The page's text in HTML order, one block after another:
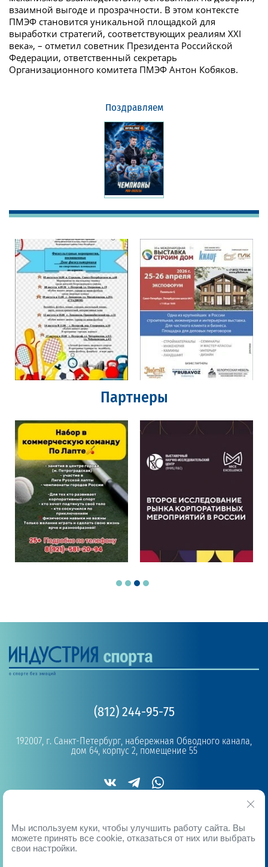
взаимной выгоде и прозрачности. В этом контексте
ПМЭФ становится уникальной площадкой для
выработки стратегий, соответствующих реалиям XXI
века», – отметил советник Президента Российской
Федерации, ответственный секретарь
Организационного комитета ПМЭФ Антон Кобяков.
Поздравляем
Партнеры
(812) 244-95-75
192007, г. Санкт-Петербург, набережная Обводного канала,
дом 64, корпус 2, помещение 55
Мы используем куки, чтобы улучшить работу сайта. Вы
можете принять все cookie, отказаться от них или выбрать
свои настройки.